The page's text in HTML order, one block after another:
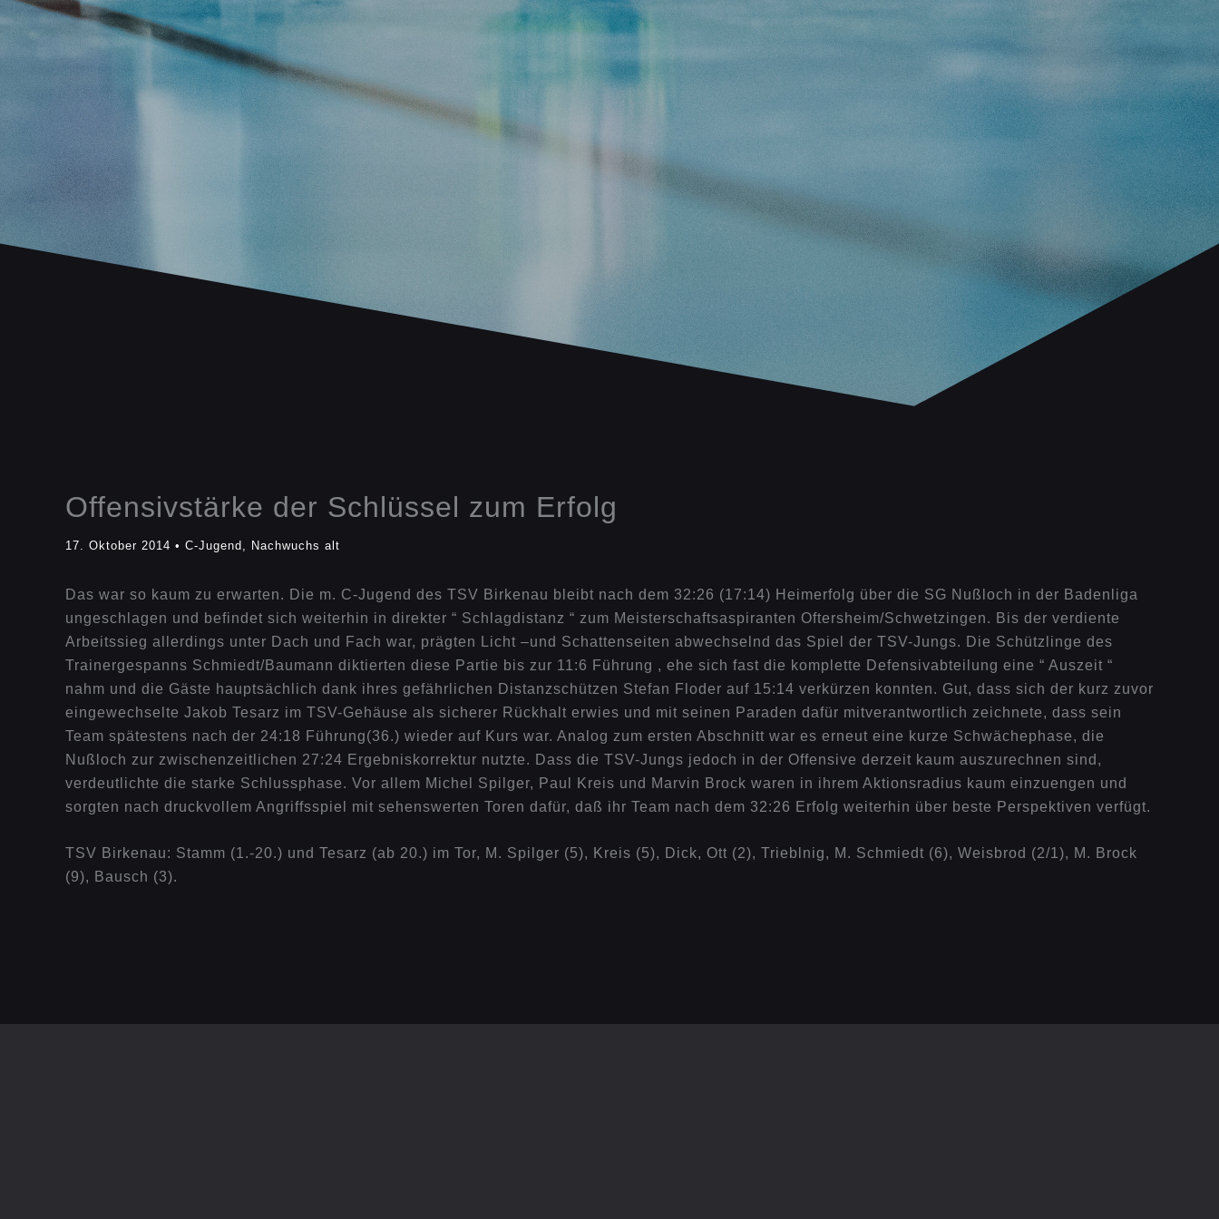
Offensivstärke der Schlüssel zum Erfolg
17. Oktober 2014 • C-Jugend Nachwuchs alt
Das war so kaum zu erwarten. Die m. C-Jugend des TSV Birkenau bleibt nach dem 32:26 (17:14) Heimerfolg über die SG Nußloch in der Badenliga
ungeschlagen und befindet sich weiterhin in direkter “ Schlagdistanz “ zum Meisterschaftsaspiranten Oftersheim/Schwetzingen. Bis der verdiente
Arbeitssieg allerdings unter Dach und Fach war, prägten Licht –und Schattenseiten abwechselnd das Spiel der TSV-Jungs. Die Schützlinge des
Trainergespanns Schmiedt/Baumann diktierten diese Partie bis zur 11:6 Führung , ehe sich fast die komplette Defensivabteilung eine “ Auszeit “
nahm und die Gäste hauptsächlich dank ihres gefährlichen Distanzschützen Stefan Floder auf 15:14 verkürzen konnten. Gut, dass sich der kurz zuvor
eingewechselte Jakob Tesarz im TSV-Gehäuse als sicherer Rückhalt erwies und mit seinen Paraden dafür mitverantwortlich zeichnete, dass sein
Team spätestens nach der 24:18 Führung(36.) wieder auf Kurs war. Analog zum ersten Abschnitt war es erneut eine kurze Schwächephase, die
Nußloch zur zwischenzeitlichen 27:24 Ergebniskorrektur nutzte. Dass die TSV-Jungs jedoch in der Offensive derzeit kaum auszurechnen sind,
verdeutlichte die starke Schlussphase. Vor allem Michel Spilger, Paul Kreis und Marvin Brock waren in ihrem Aktionsradius kaum einzuengen und
sorgten nach druckvollem Angriffsspiel mit sehenswerten Toren dafür, daß ihr Team nach dem 32:26 Erfolg weiterhin über beste Perspektiven verfügt.
TSV Birkenau: Stamm (1.-20.) und Tesarz (ab 20.) im Tor, M. Spilger (5), Kreis (5), Dick, Ott (2), Trieblnig, M. Schmiedt (6), Weisbrod (2/1), M. Brock
(9), Bausch (3).